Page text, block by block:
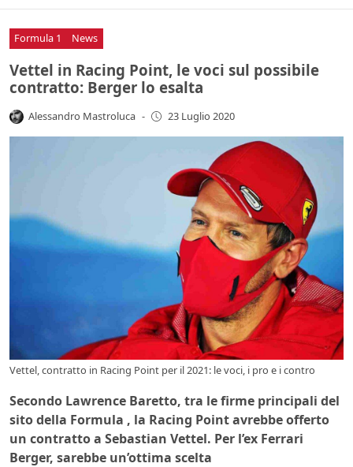
Formula 1 News
Vettel in Racing Point, le voci sul possibile
contratto: Berger lo esalta
Alessandro Mastroluca - 23 Luglio 2020
Vettel, contratto in Racing Point per il 2021: le voci, i pro e i contro
Secondo Lawrence Baretto, tra le firme principali del
sito della Formula , la Racing Point avrebbe offerto
un contratto a Sebastian Vettel. Per l’ex Ferrari
Berger, sarebbe un’ottima scelta